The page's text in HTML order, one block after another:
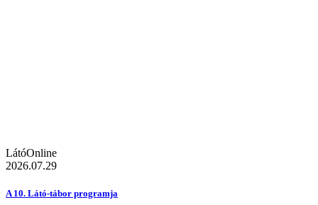
LátóOnline
2026.07.29
A 10. Látó-tábor programja